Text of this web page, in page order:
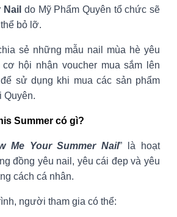
Nail do Mỹ Phẩm Quyên tổ chức sẽ
bỏ lỡ.
sẻ những mẫu nail mùa hè yêu
hội nhận voucher mua sắm lên
sử dụng khi mua các sản phẩm
Quyên.
Summer có gì?
Me Your Summer Nail” là hoạt
đồng yêu nail, yêu cái đẹp và yêu
cách cá nhân.
người tham gia có thể: